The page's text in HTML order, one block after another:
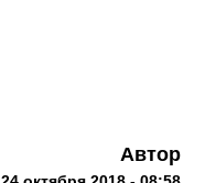
Автор